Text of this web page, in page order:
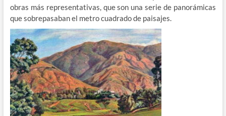
obras más representativas, que son una serie de panorámicas
que sobrepasaban el metro cuadrado de paisajes.